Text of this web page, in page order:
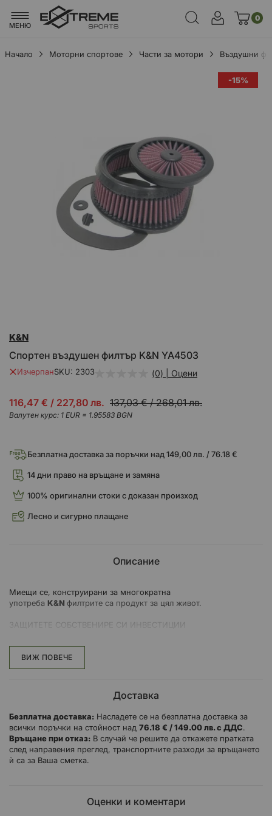
МЕНЮ
0
Начало Моторни спортове Части за мотори Въздушни
-15%
към
на
галерия
Спортен въздушен филтър K&N YA4503
K&N
ИзчерпанSKU 2303 (0) | Оцени
Промо
цена
116,47 € / 227,80 лв. 137,03 €/268,01 лв.
Валутен курс: 1 EUR = 1.95583 BGN
Безплатна доставка за поръчки над 149,00 лв. / 76.18 €
14 дни право на връщане и замяна
100% оригинални стоки с доказан произход
Лесно и сигурно плащане
Описание
Миещи се, конструирани за многократна
употреба K&N филтрите са продукт за цял живот.
ЗАЩИТЕТЕ СОБСТВЕНИРЕ СИ ИНВЕСТИЦИИ
хаос в цилиндрите, стените и буталата на
вашия двигател и в крайна сметка могат да съкратят работния
му живот. С High-Flow Air Filters ™ може да осигурите на вашия
отлагания на двигателя и да избегнете преждевременно
Премиум продукти за защита като High-Flow Air Filters ™, филтри
са проектирани, за да помогнат за запазването на
дълголетието на вашия двигател.
Въздушните филтри High-Flow Air Filters ™ се отличават с
оригиналния пионерски дизайн на слоеста, пресирана памучна
ВИЖ ПОВЕЧЕ
Доставка
Безплатна доставка: Насладете се на безплатна доставка за
всички поръчки на стойност над 76.18 € / 149.00 лв. с ДДС.
Връщане при отказ: В случай че решите да откажете пратката
след направения преглед, транспортните разходи за връщането
ѝ са за Ваша сметка.
Оценки и коментари